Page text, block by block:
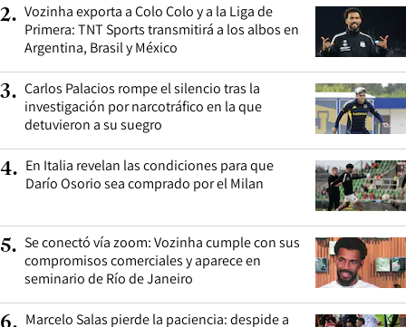
2. Vozinha exporta a Colo Colo y a la Liga de
Primera: TNT Sports transmitirá a los albos en
Argentina, Brasil y México
3. Carlos Palacios rompe el silencio tras la
investigación por narcotráfico en la que
detuvieron a su suegro
4. En Italia revelan las condiciones para que
Darío Osorio sea comprado por el Milan
5. Se conectó vía zoom: Vozinha cumple con sus
compromisos comerciales y aparece en
seminario de Río de Janeiro
Marcelo Salas pierde la paciencia: despide a